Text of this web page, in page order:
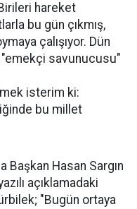
hareket
bu gün çıkmış,
çalışıyor. Dün
savunucusu"
isterim ki:
bu millet
Başkan Hasan Sargın
açıklamadaki
"Bugün ortaya